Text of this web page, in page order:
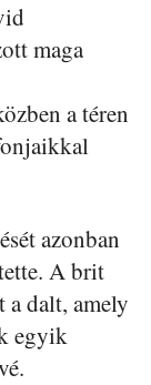
maga
a téren
azonban
A brit
a dalt, amely
egyik